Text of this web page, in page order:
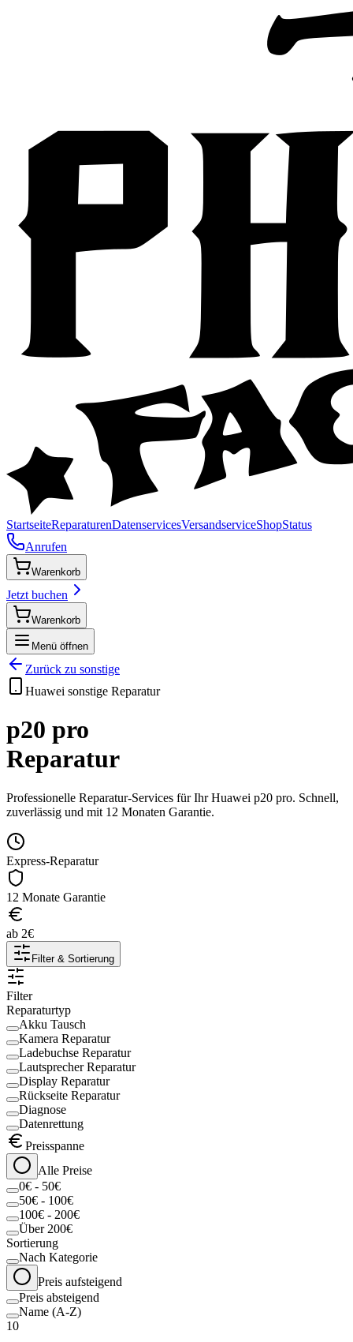
StartseiteReparaturenDatenservicesVersandserviceShopStatus
Anrufen
Warenkorb
Jetzt buchen
Warenkorb
Menü öffnen
Zurück zu sonstige
Huawei sonstige Reparatur
p20 pro
Reparatur
Professionelle Reparatur-Services für IhrHuawei p20 pro. Schnell,
zuverlässig und mit 12 Monaten Garantie.
Express-Reparatur
12 Monate Garantie
ab 2€
Filter & Sortierung
Filter
Reparaturtyp
Akku Tausch
Kamera Reparatur
Ladebuchse Reparatur
Lautsprecher Reparatur
Display Reparatur
Rückseite Reparatur
Diagnose
Datenrettung
Preisspanne
Alle Preise
0€ - 50€
50€ - 100€
100€ - 200€
Über 200€
Sortierung
Nach Kategorie
Preis aufsteigend
Preis absteigend
Name (A-Z)
10